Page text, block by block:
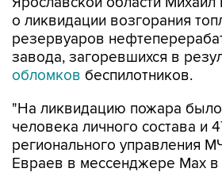
о ликвидации возгорания
резервуаров
завода, загоревшихся в
обломков беспилотников.
"На ликвидацию пожара
человека личного состава и
регионального управления
Евраев в мессенджере Мах в